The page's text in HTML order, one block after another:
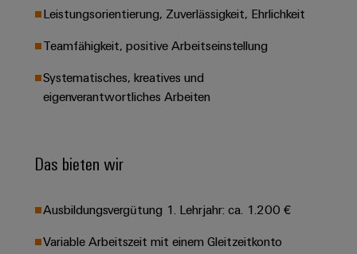
die
im
Schienenfahrzeuge
Lösungen
Mobilitat
Bahnverkehr
&
Leiterplattenklemmen
Connector
Original
Equipment
Industrial
AI
Remote
Cloud-
Industrial
Service
&
Events
Leistungsorientierung, Zuverlässigkeit, Ehrlichkeit
Teamfähigkeit, positive Arbeitseinstellung
Systematisches, kreatives und
eigenverantwortliches Arbeiten
Das bieten wir
Ausbildungsvergütung 1. Lehrjahr: ca. 1.200 €
Variable Arbeitszeit mit einem Gleitzeitkonto